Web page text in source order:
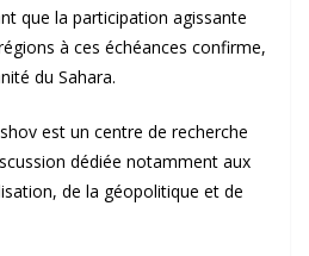
que la participation agissante
à ces échéances confirme,
du Sahara.
est un centre de recherche
dédiée notamment aux
de la géopolitique et de